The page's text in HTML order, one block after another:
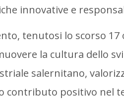
innovative e
tenutosi lo scorso
la cultura dello
salernitano,
contributo positivo nel